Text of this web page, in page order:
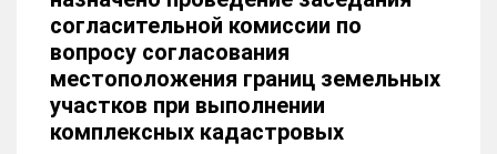
согласительной комиссии по
вопросу согласования
местоположения границ земельных
участков при выполнении
комплексных кадастровых